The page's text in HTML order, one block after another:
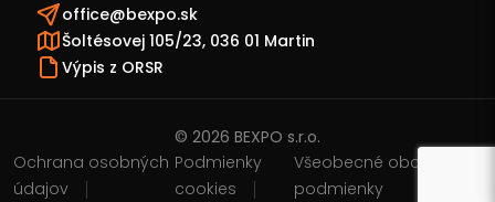
office@bexpo.sk
Šoltésovej 105/23, 036 01 Martin
Výpis z ORSR
© 2026 BEXPO s.r.o.
Ochrana osobných
údajov
Podmienky
cookies
Všeobecné obchodné
podmienky